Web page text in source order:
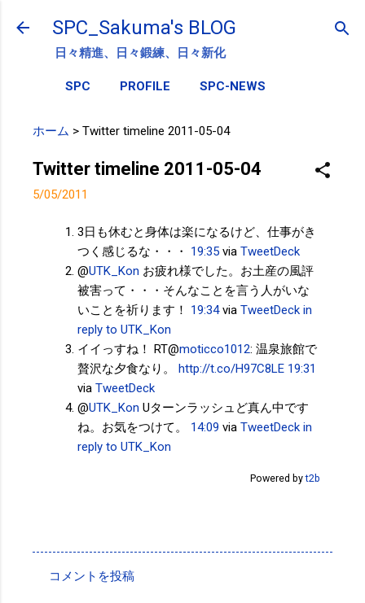
スキップしてメイン コンテンツに移動
SPC_Sakuma's BLOG
日々精進、日々鍛練、日々新化
SPC PROFILE SPC-NEWS
ホーム > Twitter timeline 2011-05-04
Twitter timeline 2011-05-04
5/05/2011
3日も休むと身体は楽になるけど、仕事がき
つく感じるな・・・
19:35 via TweetDeck
@UTK_Kon お疲れ様でした。お土産の風評
被害って・・・そんなことを言う人がいな
いことを祈ります！
19:34 via TweetDeck in
reply to UTK_Kon
イイっすね！ RT@moticco1012: 温泉旅館で
贅沢な夕食なり。 http://t.co/H97C8LE 19:31
via TweetDeck
@UTK_Kon Uターンラッシュど真ん中です
ね。お気をつけて。
14:09 via TweetDeck in
reply to UTK_Kon
Powered byt2b
コメントを投稿